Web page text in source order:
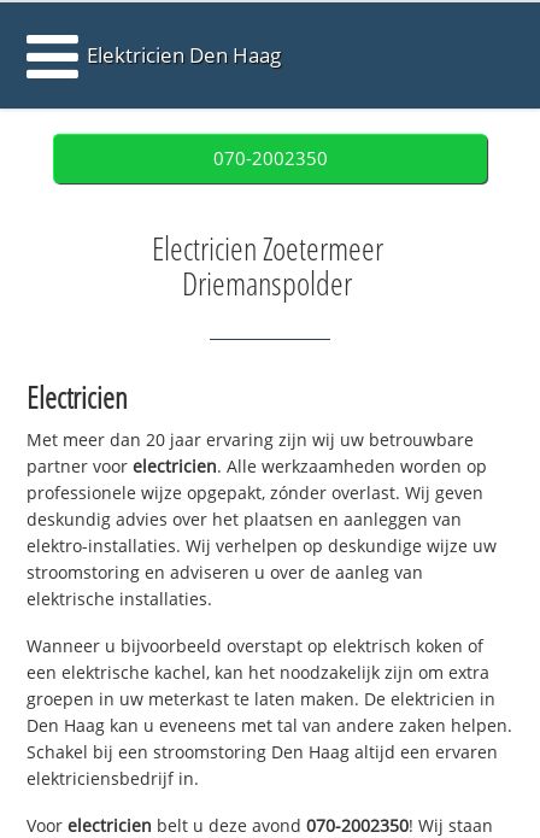
Elektricien Den Haag
070-2002350
Electricien Zoetermeer
Driemanspolder
Electricien
Met meer dan 20 jaar ervaring zijn wij uw betrouwbare
partner voorelectricien. Alle werkzaamheden worden op
professionele wijze opgepakt, zónder overlast. Wij geven
deskundig advies over het plaatsen en aanleggen van
elektro-installaties. Wij verhelpen op deskundige wijze uw
stroomstoring en adviseren u over de aanleg van
elektrische installaties.
Wanneer u bijvoorbeeld overstapt op elektrisch koken of
een elektrische kachel, kan het noodzakelijk zijn om extra
groepen in uw meterkast te laten maken. De elektricien in
Den Haag kan u eveneens met tal van andere zaken helpen.
Schakel bij een stroomstoring Den Haag altijd een ervaren
elektriciensbedrijf in.
Voorelectricien belt u deze avond070-2002350! Wij staan